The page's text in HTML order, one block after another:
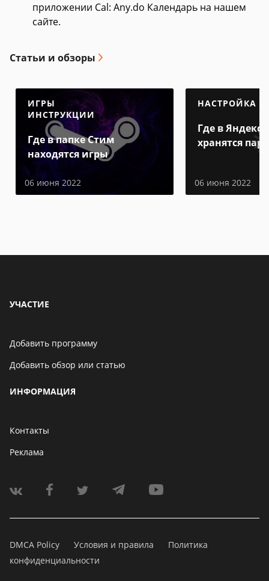
приложении Cal: Any.do Календарь на нашем
сайте.
Статьи и обзоры
ИГРЫ
ИНСТРУКЦИИ
Где в папке Стим
находятся игры
06 июня 2022
НАСТРОЙКА
Где в Яндекс
хранятся
06 июня 2022
УЧАСТИЕ
Добавить программу
Добавить обзор или статью
ИНФОРМАЦИЯ
Контакты
Реклама
DMCA Policy Условия и правила
Политика
конфиденциальности